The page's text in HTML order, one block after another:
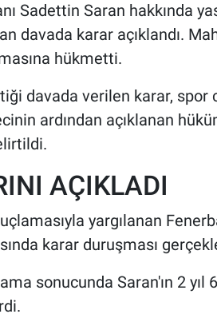
Sadettin Saran hakkında
davada karar açıklandı.
hükmetti.
davada verilen karar, spor
ardından açıklanan
AÇIKLADI
yargılanan
karar duruşması
sonucunda Saran'ın 2 yıl